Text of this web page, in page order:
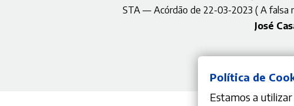
STA — Acórdão de 22-03-2023 ( A falsa
José
Política de
Estamos a utilizar